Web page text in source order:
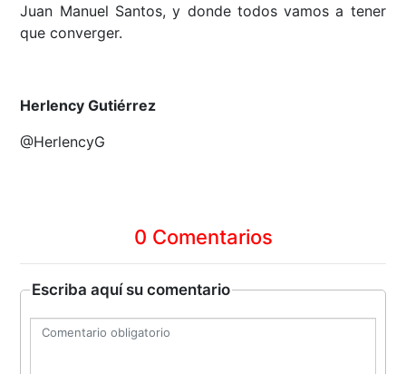
Juan Manuel Santos, y donde todos vamos a tener
que converger.
Herlency Gutiérrez
@HerlencyG
0 Comentarios
Escriba aquí su comentario